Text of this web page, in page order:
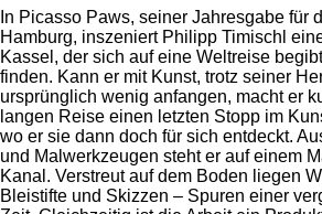
In Picasso Paws, seiner Jahresgabe für
Hamburg, inszeniert Philipp Timischl
Kassel, der sich auf eine Weltreise
finden. Kann er mit Kunst, trotz seiner
ursprünglich wenig anfangen, macht er
langen Reise einen letzten Stopp im
wo er sie dann doch für sich entdeckt.
und Malwerkzeugen steht er auf einem
Kanal. Verstreut auf dem Boden liegen
Bleistifte und Skizzen – Spuren einer